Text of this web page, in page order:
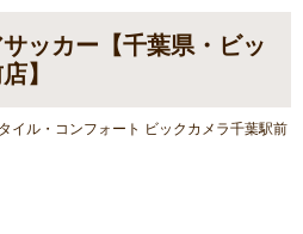
ッカー【千葉県・ビッ
】
ル・コンフォート ビックカメラ千葉駅前